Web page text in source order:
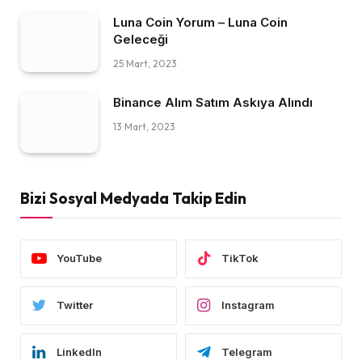
Luna Coin Yorum – Luna Coin
Geleceği
25 Mart, 2023
Binance Alım Satım Askıya Alındı
13 Mart, 2023
Bizi Sosyal Medyada Takip Edin
YouTube TikTok
Twitter Instagram
LinkedIn Telegram